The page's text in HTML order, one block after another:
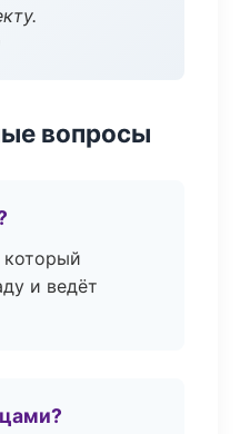
вопросы
который
и ведёт